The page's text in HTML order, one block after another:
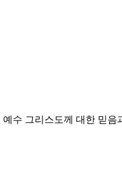
예수 그리스도께 대한 믿음